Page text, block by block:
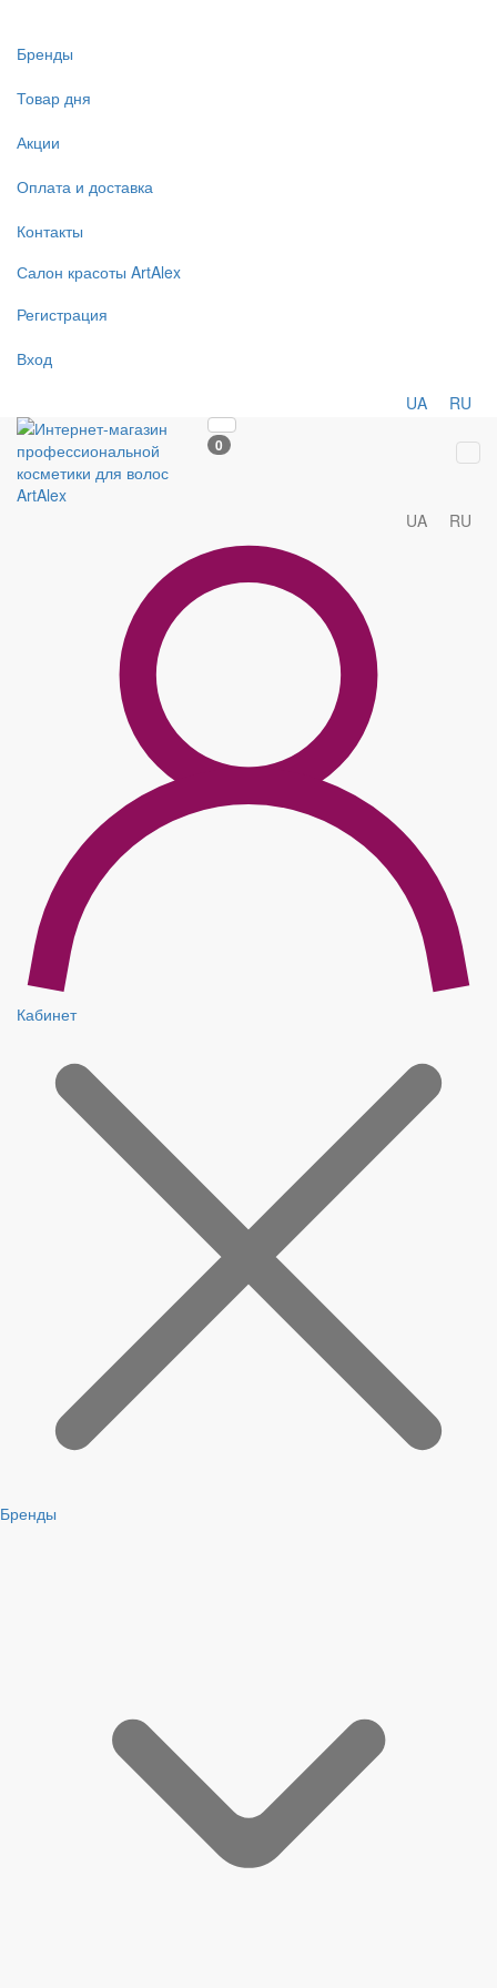
Бренды
Товар дня
Акции
Оплата и доставка
Контакты
Салон красоты ArtAlex
Регистрация
Вход
UA RU
0
UA
RU
Кабинет
Бренды